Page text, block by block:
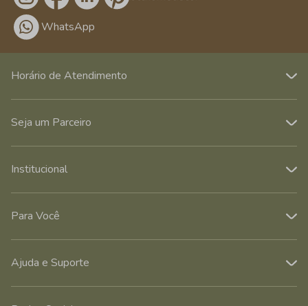
WhatsApp
Horário de Atendimento
Seja um Parceiro
Institucional
Para Você
Ajuda e Suporte